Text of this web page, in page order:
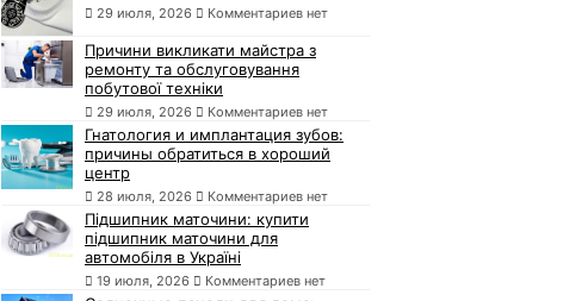
29 июля, 2026 Комментариев нет
Причини викликати майстра з
ремонту та обслуговування
побутової техніки
29 июля, 2026 Комментариев нет
Гнатология и имплантация зубов:
причины обратиться в хороший
центр
28 июля, 2026 Комментариев нет
Підшипник маточини: купити
підшипник маточини для
автомобіля в Україні
19 июля, 2026 Комментариев нет